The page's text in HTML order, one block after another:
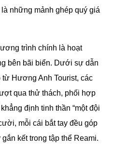
những mảnh ghép quý giá
trình chính là hoạt
bên bãi biển. Dưới sự dẫn
Hương Anh Tourist, các
qua thử thách, phối hợp
định tinh thần “một đội
mỗi cái bắt tay đều góp
kết trong tập thể Reami.